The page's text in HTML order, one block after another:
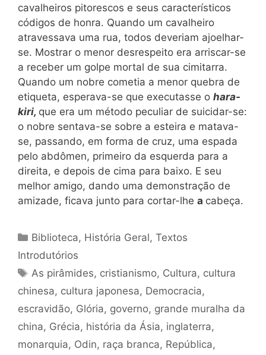
cavalheiros pitorescos e seus característicos
códigos de honra. Quando um cavalheiro
atravessava uma rua, todos deveriam ajoelhar-
se. Mostrar o menor desrespeito era arriscar-se
a receber um golpe mortal de sua cimitarra.
Quando um nobre cometia a menor quebra de
etiqueta, esperava-se que executasse o hara-
kiri, que era um método peculiar de suicidar-se:
o nobre sentava-se sobre a esteira e matava-
se, passando, em forma de cruz, uma espada
pelo abdômen, primeiro da esquerda para a
direita, e depois de cima para baixo. E seu
melhor amigo, dando uma demonstração de
amizade, ficava junto para cortar-lhe a cabeça.
Categorias
Biblioteca, História Geral,Textos
Introdutórios
Tags
As pirâmides, cristianismo, Cultura, cultura
chinesa, cultura japonesa, Democracia,
escravidão, Glória, governo, grande muralha da
china, Grécia, história da Ásia, inglaterra,
monarquia, Odin, raça branca, República,